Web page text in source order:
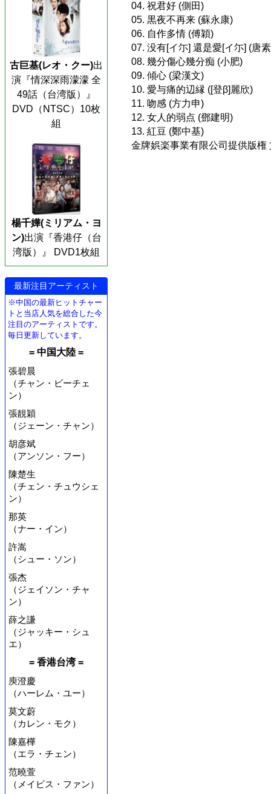
古巨基(レオ・クー)出
演『情深深雨濛濛 全
49話（台湾版）』
DVD（NTSC）10枚
組
楊千嬅(ミリアム・ヨ
ン)出演『香港仔（台
湾版）』 DVD1枚組
最新注目アーティスト
※中国の最新ヒットチャー
トと当店人気を総合した今
注目のアーティストです。
毎日更新しています。
= 中国大陸 =
張碧晨
（チャン・ビーチェ
ン）
張靚穎
（ジェーン・チャン）
胡彦斌
（アンソン・フー）
陳楚生
（チェン・チュウシェ
ン）
那英
（ナー・イン）
許嵩
（シュー・ソン）
張杰
（ジェイソン・チャ
ン）
薛之謙
（ジャッキー・シュ
エ）
= 香港台湾 =
庾澄慶
（ハーレム・ユー）
莫文蔚
（カレン・モク）
陳嘉樺
（エラ・チェン）
范曉萱
（メイビス・ファン）
04. 祝君好 (側田)
05. 黒夜不再来 (蘇永康)
06. 自作多情 (傅穎)
07. 没有[イ尓] 還是愛[イ尓] (唐
08. 幾分傷心幾分痴 (小肥)
09. 傾心 (梁漢文)
10. 愛与痛的辺縁 ([登β]麗欣)
11. 吻感 (方力申)
12. 女人的弱点 (鄧建明)
13. 紅豆 (鄭中基)
金牌娯楽事業有限公司提供版権